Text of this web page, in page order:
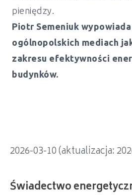
pieniędzy.
Piotr Semeniuk
ogólnopolskich mediach
zakresu efektywności
budynków.
2026-03-10 (aktualizacja:
Świadectwo energetyczne